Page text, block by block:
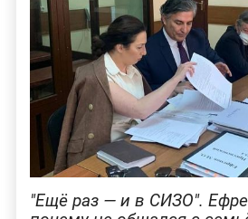
"Ещё раз — и в СИЗО".